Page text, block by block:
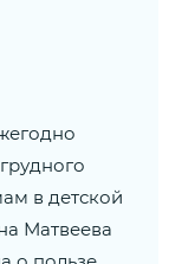
в детской
Матвеева